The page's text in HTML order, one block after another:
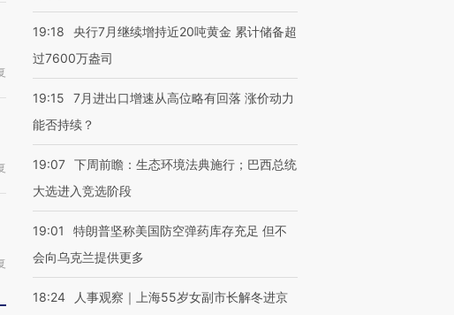
19:18
央行7月继续增持近20吨黄金 累计储备超
过7600万盎司
19:15
7月进出口增速从高位略有回落 涨价动力
能否持续？
19:07 下周前瞻：生态环境法典施行；巴西总统
大选进入竞选阶段
19:01
特朗普坚称美国防空弹药库存充足 但不
会向乌克兰提供更多
18:24
人事观察｜上海55岁女副市长解冬进京